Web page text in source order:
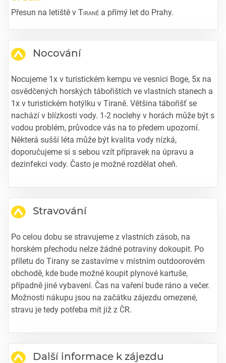
Přesun na letiště v Tiraně a přímý let do Prahy.
Nocování
Nocujeme 1x v turistickém kempu ve vesnici Boge, 5x na
osvědčených horských tábořištích ve vlastních stanech a
1x v turistickém hotýlku v Tiraně. Většina tábořišť se
nachází v blízkosti vody. 1-2 noclehy v horách může být s
vodou problém, průvodce vás na to předem upozorní.
Některá sušší léta může být kvalita vody nízká,
doporučujeme si s sebou vzít přípravek na úpravu a
dezinfekci vody. Často je možné rozdělat oheň.
Stravování
Po celou dobu se stravujeme z vlastních zásob, na
horském přechodu nelze žádné potraviny dokoupit. Po
příletu do Tirany se zastavíme v místním outdoorovém
obchodě, kde bude možné koupit plynové kartuše,
případně jiné vybavení. Čas na vaření bude ráno a večer.
Možnosti nákupu jsou na začátku zájezdu omezené,
stravu je tedy potřeba mít již z ČR.
Další informace k zájezdu